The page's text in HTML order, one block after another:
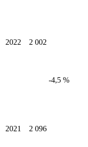
2022 2 002
-4,5 %
2021 2 096